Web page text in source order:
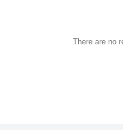
There are no